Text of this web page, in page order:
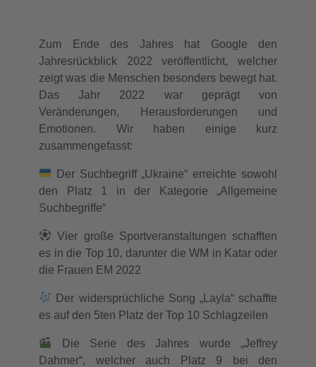
Zum Ende des Jahres hat Google den
Jahresrückblick 2022 veröffentlicht, welcher
zeigt was die Menschen besonders bewegt hat.
Das Jahr 2022 war geprägt von
Veränderungen, Herausforderungen und
Emotionen. Wir haben einige kurz
zusammengefasst:
Der Suchbegriff „Ukraine“ erreichte sowohl
den Platz 1 in der Kategorie „Allgemeine
Suchbegriffe“
Vier große Sportveranstaltungen schafften
es in die Top 10, darunter die WM in Katar oder
die Frauen EM 2022
Der widersprüchliche Song „Layla“ schaffte
es auf den 5ten Platz der Top 10 Schlagzeilen
Die Serie des Jahres wurde „Jeffrey
Dahmer“, welcher auch Platz 9 bei den